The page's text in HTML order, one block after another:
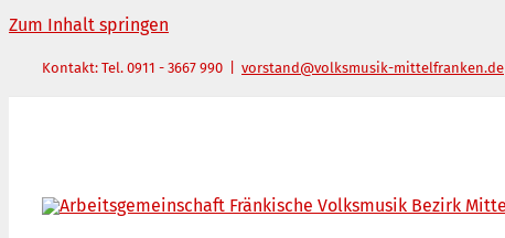
Zum Inhalt springen
Kontakt: Tel. 0911 - 3667 990 vorstand@volksmusik-mittelfranken.de